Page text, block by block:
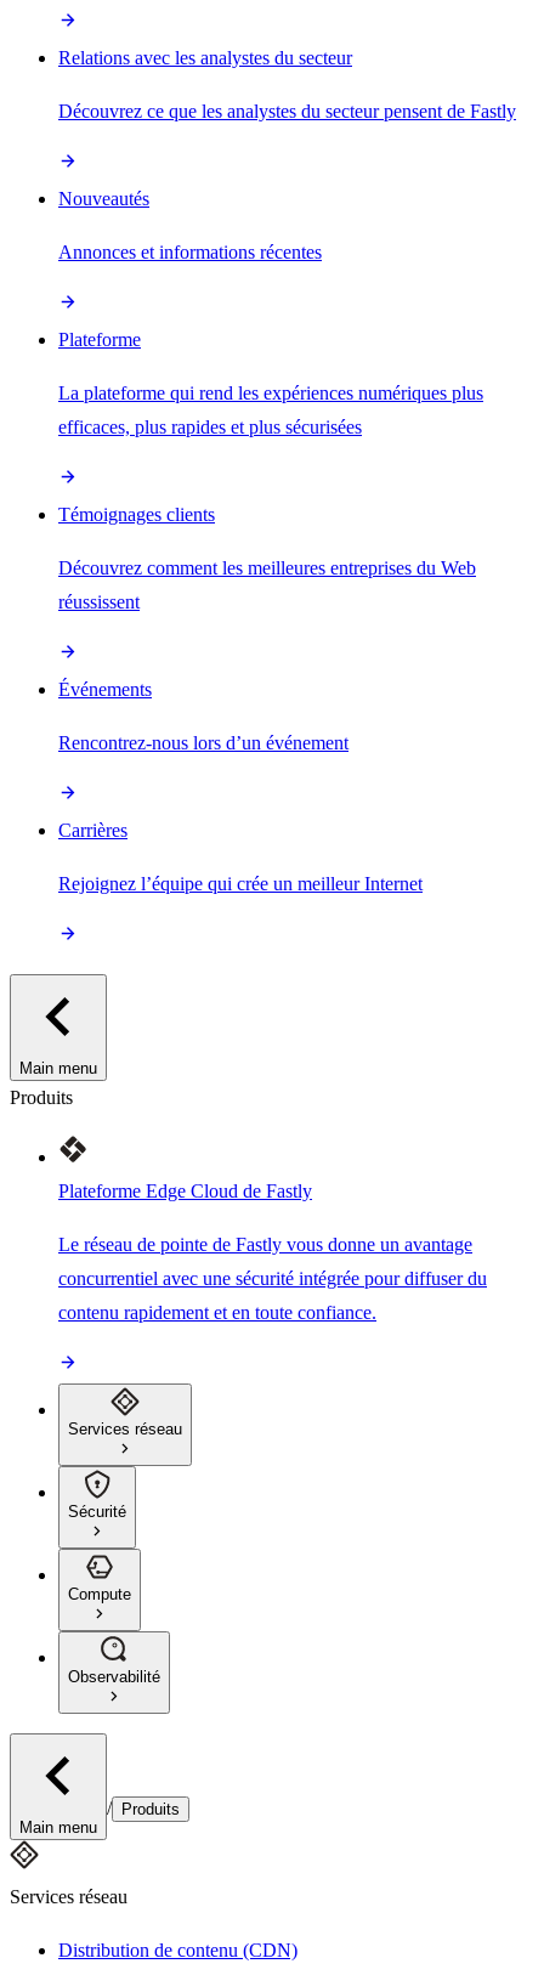
Relations avec les analystes du secteur
Découvrez ce que les analystes du secteur pensent de Fastly
Nouveautés
Annonces et informations récentes
Plateforme
La plateforme qui rend les expériences numériques plus
efficaces, plus rapides et plus sécurisées
Témoignages clients
Découvrez comment les meilleures entreprises du Web
réussissent
Événements
Rencontrez-nous lors d’un événement
Carrières
Rejoignez l’équipe qui crée un meilleur Internet
Main menu
Produits
Plateforme Edge Cloud de Fastly
Le réseau de pointe de Fastly vous donne un avantage
concurrentiel avec une sécurité intégrée pour diffuser du
contenu rapidement et en toute confiance.
Services réseau
Sécurité
Compute
Observabilité
Main menu
/ Produits
Services réseau
Distribution de contenu (CDN)